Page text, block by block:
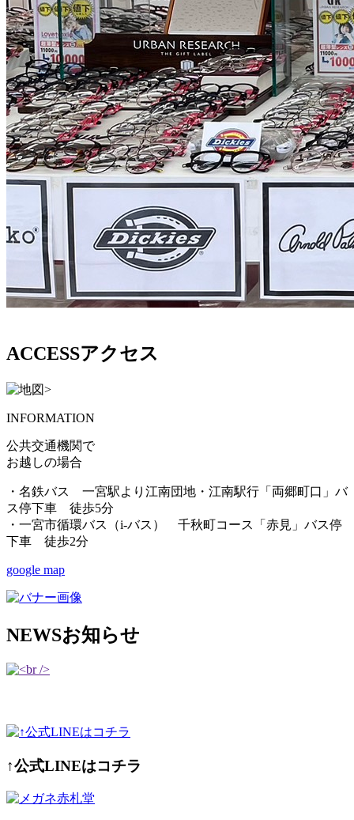
ACCESSアクセス
INFORMATION
公共交通機関で
お越しの場合
・名鉄バス 一宮駅より江南団地・江南駅行「両郷町口」バ
ス停下車 徒歩5分
・一宮市循環バス（i-バス） 千秋町コース「赤見」バス停
下車 徒歩2分
google map
NEWSお知らせ
↑公式LINEはコチラ